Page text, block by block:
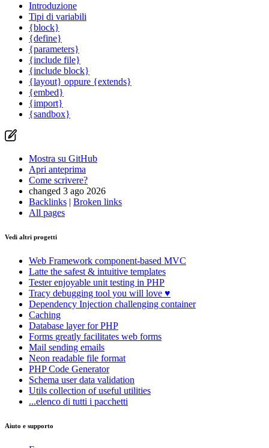
Introduzione
Tipi di variabili
{block}
{define}
{parameters}
{include file}
{include block}
{layout} oppure {extends}
{embed}
{import}
{sandbox}
Mostra su GitHub
Apri anteprima
Come scrivere?
changed 3 ago 2026
Backlinks | Broken links
All pages
Vedi altri progetti
Web Framework component-based MVC
Latte the safest & intuitive templates
Testerenjoyable unit testing in PHP
Tracy debugging tool you will love ♥
Dependency Injection challenging container
Caching
Database layer for PHP
Forms greatly facilitates web forms
Mail sending emails
Neon readable file format
PHP Code Generator
Schema user data validation
Utils collection of useful utilities
...elenco di tutti i pacchetti
Aiuto e supporto